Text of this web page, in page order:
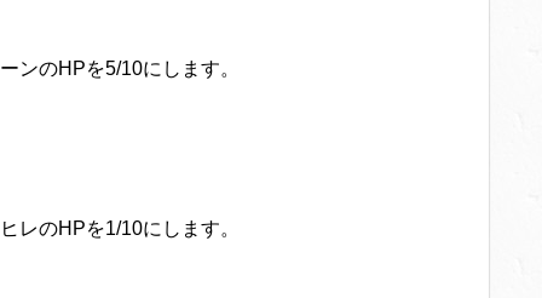
ンのHPを5/10にします。
レのHPを1/10にします。